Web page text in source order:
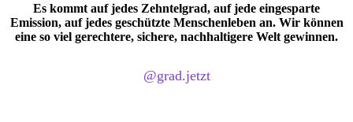
Es kommt auf jedes Zehntelgrad, auf jede eingesparte
Emission, auf jedes geschützte Menschenleben an. Wir können
eine so viel gerechtere, sichere, nachhaltigere Welt gewinnen.
@grad.jetzt